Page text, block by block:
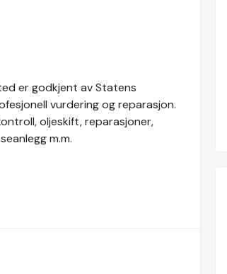
er godkjent av Statens
vurdering og reparasjon.
oljeskift, reparasjoner,
m.m.